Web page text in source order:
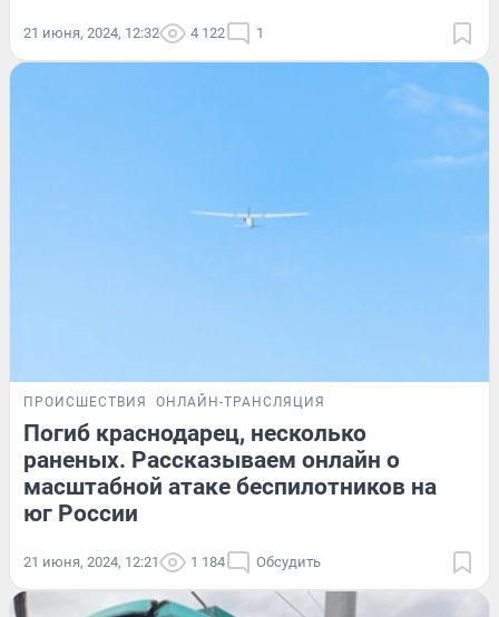
21 июня, 2024, 12:32 4 122 1
ПРОИСШЕСТВИЯ ОНЛАЙН-ТРАНСЛЯЦИЯ
Погиб краснодарец, несколько
раненых. Рассказываем онлайн о
масштабной атаке беспилотников на
юг России
21 июня, 2024, 12:21 1 184 Обсудить